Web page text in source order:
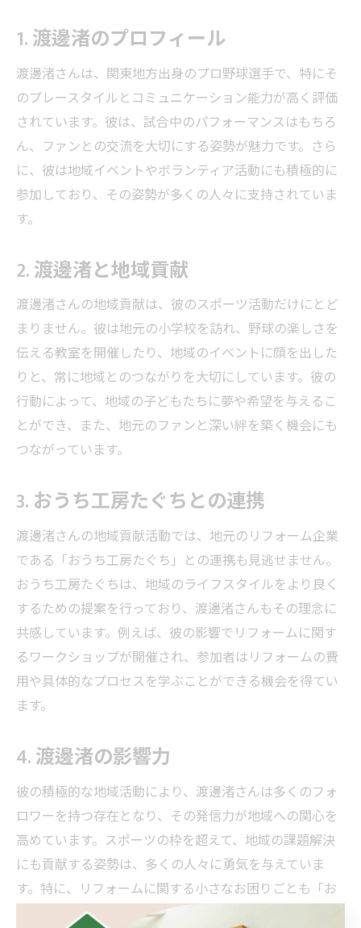
1. 渡邊渚のプロフィール
渡邊渚さんは、関東地方出身のプロ野球選手で、特にそ
のプレースタイルとコミュニケーション能力が高く評価
されています。彼は、試合中のパフォーマンスはもちろ
ん、ファンとの交流を大切にする姿勢が魅力です。さら
に、彼は地域イベントやボランティア活動にも積極的に
参加しており、その姿勢が多くの人々に支持されていま
す。
2. 渡邊渚と地域貢献
渡邊渚さんの地域貢献は、彼のスポーツ活動だけにとど
まりません。彼は地元の小学校を訪れ、野球の楽しさを
伝える教室を開催したり、地域のイベントに顔を出した
りと、常に地域とのつながりを大切にしています。彼の
行動によって、地域の子どもたちに夢や希望を与えるこ
とができ、また、地元のファンと深い絆を築く機会にも
つながっています。
3. おうち工房たぐちとの連携
渡邊渚さんの地域貢献活動では、地元のリフォーム企業
である「おうち工房たぐち」との連携も見逃せません。
おうち工房たぐちは、地域のライフスタイルをより良く
するための提案を行っており、渡邊渚さんもその理念に
共感しています。例えば、彼の影響でリフォームに関す
るワークショップが開催され、参加者はリフォームの費
用や具体的なプロセスを学ぶことができる機会を得てい
ます。
4. 渡邊渚の影響力
彼の積極的な地域活動により、渡邊渚さんは多くのフォ
ロワーを持つ存在となり、その発信力が地域への関心を
高めています。スポーツの枠を超えて、地域の課題解決
にも貢献する姿勢は、多くの人々に勇気を与えていま
す。特に、リフォームに関する小さなお困りごとも「お
うち工房たぐち」へ頼むことで解決できるというメッセ